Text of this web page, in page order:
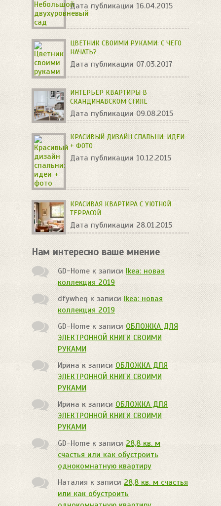
Дата публикации 16.04.2015
ЦВЕТНИК СВОИМИ РУКАМИ: С ЧЕГО
НАЧАТЬ?
Дата публикации 07.03.2017
ИНТЕРЬЕР КВАРТИРЫ В
СКАНДИНАВСКОМ СТИЛЕ
Дата публикации 09.08.2015
КРАСИВЫЙ ДИЗАЙН СПАЛЬНИ: ИДЕИ
+ ФОТО
Дата публикации 10.12.2015
КРАСИВАЯ КВАРТИРА С УЮТНОЙ
ТЕРРАСОЙ
Дата публикации 28.01.2015
Нам интересно ваше мнение
GD-Homeк записи Ikea: новая
коллекция 2019
dfywheq к записиIkea: новая
коллекция 2019
GD-Homeк записи ОБЛОЖКА ДЛЯ
ЭЛЕКТРОННОЙ КНИГИ СВОИМИ
РУКАМИ
Ирина к записиОБЛОЖКА ДЛЯ
ЭЛЕКТРОННОЙ КНИГИ СВОИМИ
РУКАМИ
Иринак записиОБЛОЖКА ДЛЯ
ЭЛЕКТРОННОЙ КНИГИ СВОИМИ
РУКАМИ
GD-Homeк записи 28,8 кв. м
счастья или как обустроить
однокомнатную квартиру
Наталия к записи28,8 кв. м счастья
или как обустроить